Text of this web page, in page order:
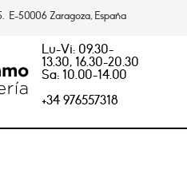
E-50006 Zaragoza, España
Lu-Vi: 09.30-
13.30, 16.30-20.30
Sa: 10.00-14.00
+34 976557318